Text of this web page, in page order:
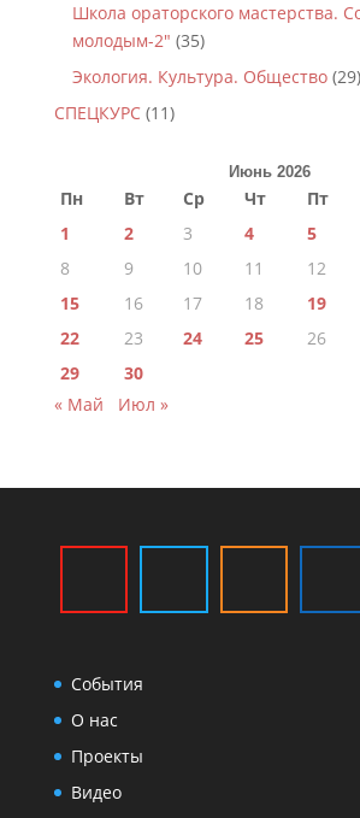
Школа ораторского мастерства.
молодым-2" (35)
Экология. Культура. Общество(29)
СПЕЦКУРС(11)
Июнь 2026
Пн Вт Ср Чт Пт
1
2 3 4 5
8
9 10 11 12
15
16 17 18 19
22
23 24 25 26
29
30
« Май
Июл »
События
О нас
Проекты
Видео